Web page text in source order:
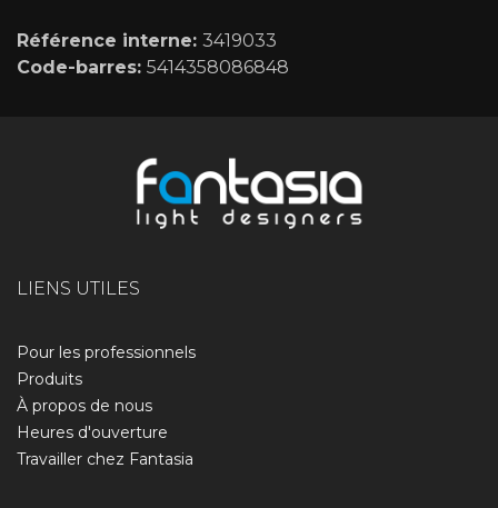
Référence interne: 3419033
Code-barres: 5414358086848
LIENS UTILES
Pour les professionnels
Produits
À propos de nous​
Heures d'ouverture
Travailler chez Fantasia